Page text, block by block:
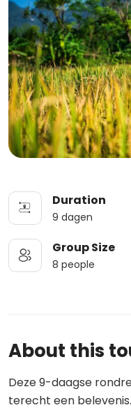
Duration
9 dagen
Group Size
8 people
About this
Deze 9-daagse
terecht een